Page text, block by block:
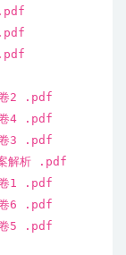
2 .pdf
4 .pdf
3 .pdf
析 .pdf
1 .pdf
6 .pdf
5 .pdf